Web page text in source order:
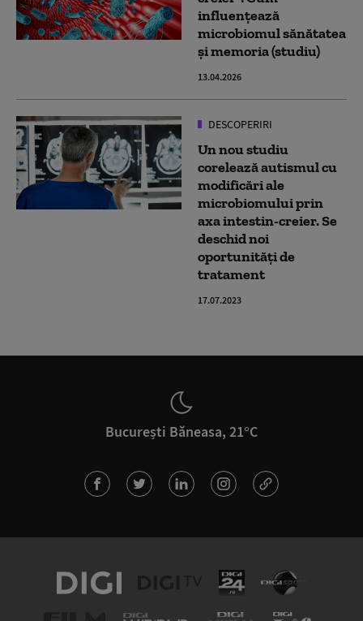
influențează
microbiomul sănătatea
și memoria (studiu)
13.04.2026
DESCOPERIRI
Un nou studiu
corelează autismul cu
modificări ale
microbiomului prin
axa intestin-creier. Se
deschid noi
oportunităţi de
tratament
17.07.2023
București Băneasa, 21°C